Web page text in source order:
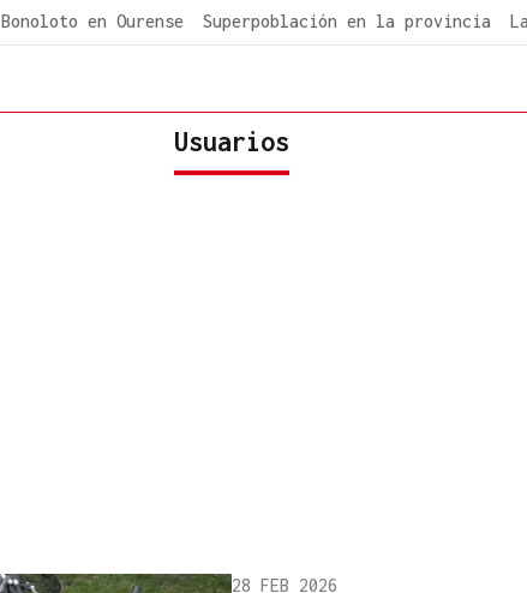
Bonoloto en Ourense Superpoblación en la provincia
Usuarios
28 FEB 2026